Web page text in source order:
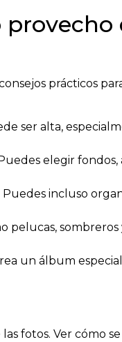
provecho
prácticos
ser alta,
elegir fondos,
incluso
pelucas, sombreros
un álbum
fotos. Ver cómo